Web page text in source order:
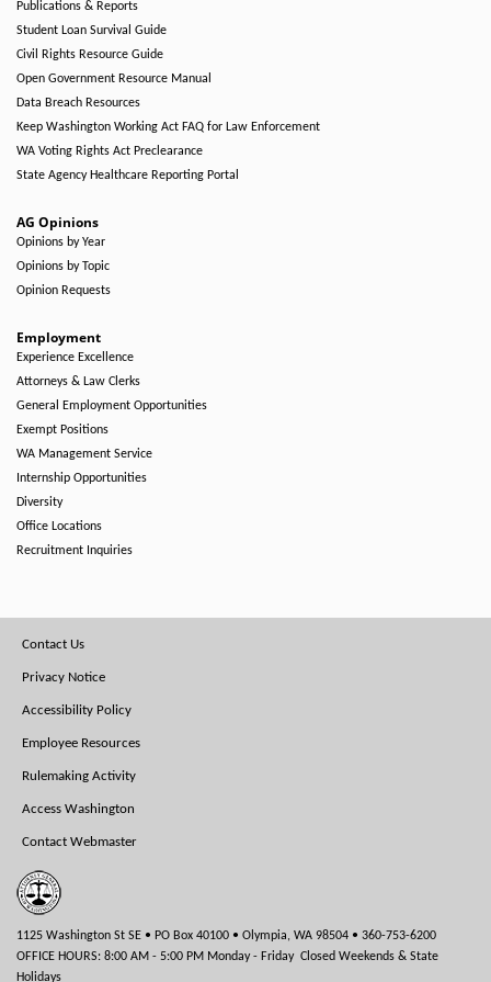
Publications & Reports
Student Loan Survival Guide
Civil Rights Resource Guide
Open Government Resource Manual
Data Breach Resources
Keep Washington Working Act FAQ for Law Enforcement
WA Voting Rights Act Preclearance
State Agency Healthcare Reporting Portal
AG Opinions
Opinions by Year
Opinions by Topic
Opinion Requests
Employment
Experience Excellence
Attorneys & Law Clerks
General Employment Opportunities
Exempt Positions
WA Management Service
Internship Opportunities
Diversity
Office Locations
Recruitment Inquiries
Footer
Menu
Contact Us
Privacy Notice
Accessibility Policy
Employee Resources
Rulemaking Activity
Access Washington
Contact Webmaster
1125 Washington St SE • PO Box 40100 • Olympia, WA 98504 • 360-753-6200
OFFICE HOURS: 8:00 AM - 5:00 PM Monday - Friday Closed Weekends & State
Holidays